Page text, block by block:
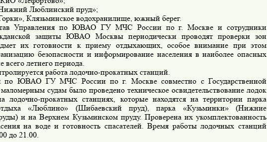
Люблинский пруд»;
Клязьминское водохранилище, южный берег.
Управления по ЮВАО ГУ МЧС России по г. Москве и сотрудники
защиты ЮВАО Москвы периодически проводят проверки зон
их готовности к приему отдыхающих, особое внимание при этом
безопасности и информирование населения в наиболее опасных
всего летнего периода.
работа лодочно-прокатных станций.
по ЮВАО ГУ МЧС России по г. Москве совместно с Государственной
судам было проведено техническое освидетельствование лодок
лодочно-прокатных станциях, которые находятся на территории парка
«Люблино» (Шибаевский пруд), парка «Кузьминки» (Нижние
и на Верхнем Кузьминском пруду. Проверена их укомплектованность
на воде и готовность спасателей. Время работы лодочных станций
до 21.00.